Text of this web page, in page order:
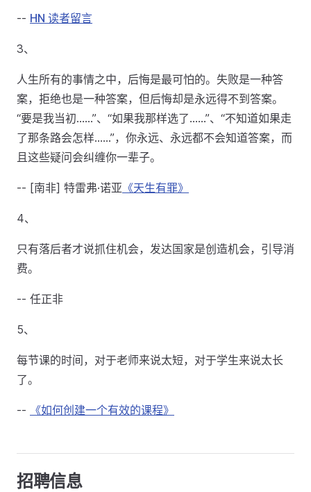
-- HN 读者留言
3、
人生所有的事情之中，后悔是最可怕的。失败是一种答
案，拒绝也是一种答案，但后悔却是永远得不到答案。
“要是我当初……”、“如果我那样选了……”、“不知道如果走
了那条路会怎样……”，你永远、永远都不会知道答案，而
且这些疑问会纠缠你一辈子。
-- [南非] 特雷弗·诺亚 《天生有罪》
4、
只有落后者才说抓住机会，发达国家是创造机会，引导消
费。
-- 任正非
5、
每节课的时间，对于老师来说太短，对于学生来说太长
了。
-- 《如何创建一个有效的课程》
招聘信息